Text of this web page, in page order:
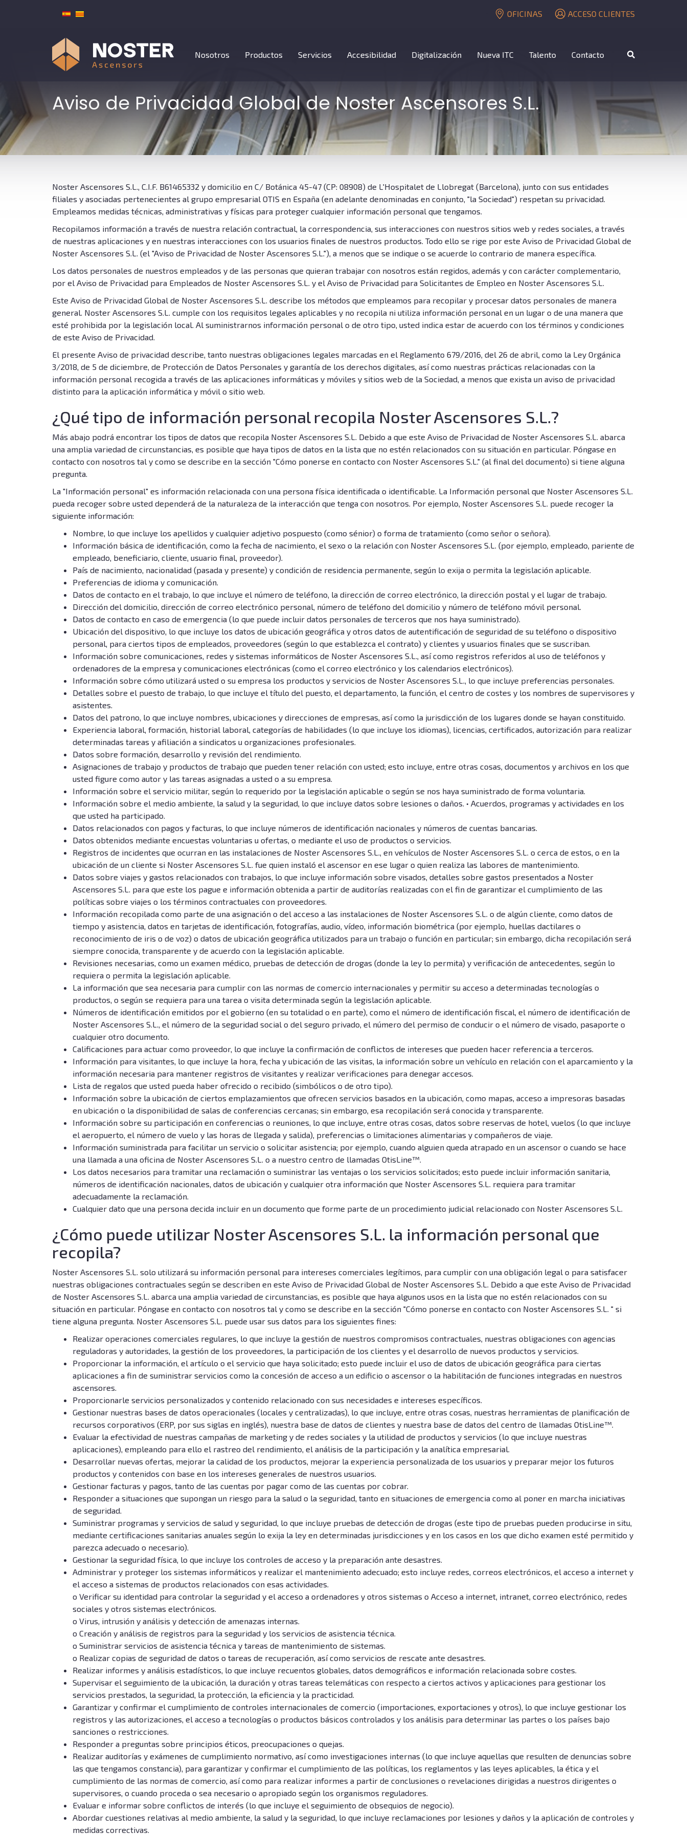
OFICINAS ACCESO CLIENTES
principalNosotros Productos Servicios Accesibilidad Digitalización Nueva ITC Talento Contacto
Aviso de Privacidad Global de Noster Ascensores S.L.
Noster Ascensores S.L., C.I.F. B61465332 y domicilio en C/ Botánica 45-47 (CP: 08908) de L'Hospitalet de Llobregat (Barcelona), junto con sus entidades
filiales y asociadas pertenecientes al grupo empresarial OTIS en España (en adelante denominadas en conjunto, "la Sociedad") respetan su privacidad.
Empleamos medidas técnicas, administrativas y físicas para proteger cualquier información personal que tengamos.
Recopilamos información a través de nuestra relación contractual, la correspondencia, sus interacciones con nuestros sitios web y redes sociales, a través
de nuestras aplicaciones y en nuestras interacciones con los usuarios finales de nuestros productos. Todo ello se rige por este Aviso de Privacidad Global de
Noster Ascensores S.L. (el "Aviso de Privacidad de Noster Ascensores S.L."), a menos que se indique o se acuerde lo contrario de manera específica.
Los datos personales de nuestros empleados y de las personas que quieran trabajar con nosotros están regidos, además y con carácter complementario,
por el Aviso de Privacidad para Empleados de Noster Ascensores S.L. y el Aviso de Privacidad para Solicitantes de Empleo en Noster Ascensores S.L.
Este Aviso de Privacidad Global de Noster Ascensores S.L. describe los métodos que empleamos para recopilar y procesar datos personales de manera
general. Noster Ascensores S.L. cumple con los requisitos legales aplicables y no recopila ni utiliza información personal en un lugar o de una manera que
esté prohibida por la legislación local. Al suministrarnos información personal o de otro tipo, usted indica estar de acuerdo con los términos y condiciones
de este Aviso de Privacidad.
El presente Aviso de privacidad describe, tanto nuestras obligaciones legales marcadas en el Reglamento 679/2016, del 26 de abril, como la Ley Orgánica
3/2018, de 5 de diciembre, de Protección de Datos Personales y garantía de los derechos digitales, así como nuestras prácticas relacionadas con la
información personal recogida a través de las aplicaciones informáticas y móviles y sitios web de la Sociedad, a menos que exista un aviso de privacidad
distinto para la aplicación informática y móvil o sitio web.
¿Qué tipo de información personal recopila Noster Ascensores S.L.?
Más abajo podrá encontrar los tipos de datos que recopila Noster Ascensores S.L. Debido a que este Aviso de Privacidad de Noster Ascensores S.L. abarca
una amplia variedad de circunstancias, es posible que haya tipos de datos en la lista que no estén relacionados con su situación en particular. Póngase en
contacto con nosotros tal y como se describe en la sección "Cómo ponerse en contacto con Noster Ascensores S.L." (al final del documento) si tiene alguna
pregunta.
La "Información personal" es información relacionada con una persona física identificada o identificable. La Información personal que Noster Ascensores S.L.
pueda recoger sobre usted dependerá de la naturaleza de la interacción que tenga con nosotros. Por ejemplo, Noster Ascensores S.L. puede recoger la
siguiente información:
Nombre, lo que incluye los apellidos y cualquier adjetivo pospuesto (como sénior) o forma de tratamiento (como señor o señora).
Información básica de identificación, como la fecha de nacimiento, el sexo o la relación con Noster Ascensores S.L. (por ejemplo, empleado, pariente de
empleado, beneficiario, cliente, usuario final, proveedor).
País de nacimiento, nacionalidad (pasada y presente) y condición de residencia permanente, según lo exija o permita la legislación aplicable.
Preferencias de idioma y comunicación.
Datos de contacto en el trabajo, lo que incluye el número de teléfono, la dirección de correo electrónico, la dirección postal y el lugar de trabajo.
Dirección del domicilio, dirección de correo electrónico personal, número de teléfono del domicilio y número de teléfono móvil personal.
Datos de contacto en caso de emergencia (lo que puede incluir datos personales de terceros que nos haya suministrado).
Ubicación del dispositivo, lo que incluye los datos de ubicación geográfica y otros datos de autentificación de seguridad de su teléfono o dispositivo
personal, para ciertos tipos de empleados, proveedores (según lo que establezca el contrato) y clientes y usuarios finales que se suscriban.
Información sobre comunicaciones, redes y sistemas informáticos de Noster Ascensores S.L., así como registros referidos al uso de teléfonos y
ordenadores de la empresa y comunicaciones electrónicas (como el correo electrónico y los calendarios electrónicos).
Información sobre cómo utilizará usted o su empresa los productos y servicios de Noster Ascensores S.L., lo que incluye preferencias personales.
Detalles sobre el puesto de trabajo, lo que incluye el título del puesto, el departamento, la función, el centro de costes y los nombres de supervisores y
asistentes.
Datos del patrono, lo que incluye nombres, ubicaciones y direcciones de empresas, así como la jurisdicción de los lugares donde se hayan constituido.
Experiencia laboral, formación, historial laboral, categorías de habilidades (lo que incluye los idiomas), licencias, certificados, autorización para realizar
determinadas tareas y afiliación a sindicatos u organizaciones profesionales.
Datos sobre formación, desarrollo y revisión del rendimiento.
Asignaciones de trabajo y productos de trabajo que pueden tener relación con usted; esto incluye, entre otras cosas, documentos y archivos en los que
usted figure como autor y las tareas asignadas a usted o a su empresa.
Información sobre el servicio militar, según lo requerido por la legislación aplicable o según se nos haya suministrado de forma voluntaria.
Información sobre el medio ambiente, la salud y la seguridad, lo que incluye datos sobre lesiones o daños. • Acuerdos, programas y actividades en los
que usted ha participado.
Datos relacionados con pagos y facturas, lo que incluye números de identificación nacionales y números de cuentas bancarias.
Datos obtenidos mediante encuestas voluntarias u ofertas, o mediante el uso de productos o servicios.
Registros de incidentes que ocurran en las instalaciones de Noster Ascensores S.L., en vehículos de Noster Ascensores S.L. o cerca de estos, o en la
ubicación de un cliente si Noster Ascensores S.L. fue quien instaló el ascensor en ese lugar o quien realiza las labores de mantenimiento.
Datos sobre viajes y gastos relacionados con trabajos, lo que incluye información sobre visados, detalles sobre gastos presentados a Noster
Ascensores S.L. para que este los pague e información obtenida a partir de auditorías realizadas con el fin de garantizar el cumplimiento de las
políticas sobre viajes o los términos contractuales con proveedores.
Información recopilada como parte de una asignación o del acceso a las instalaciones de Noster Ascensores S.L. o de algún cliente, como datos de
tiempo y asistencia, datos en tarjetas de identificación, fotografías, audio, vídeo, información biométrica (por ejemplo, huellas dactilares o
reconocimiento de iris o de voz) o datos de ubicación geográfica utilizados para un trabajo o función en particular; sin embargo, dicha recopilación será
siempre conocida, transparente y de acuerdo con la legislación aplicable.
Revisiones necesarias, como un examen médico, pruebas de detección de drogas (donde la ley lo permita) y verificación de antecedentes, según lo
requiera o permita la legislación aplicable.
La información que sea necesaria para cumplir con las normas de comercio internacionales y permitir su acceso a determinadas tecnologías o
productos, o según se requiera para una tarea o visita determinada según la legislación aplicable.
Números de identificación emitidos por el gobierno (en su totalidad o en parte), como el número de identificación fiscal, el número de identificación de
Noster Ascensores S.L., el número de la seguridad social o del seguro privado, el número del permiso de conducir o el número de visado, pasaporte o
cualquier otro documento.
Calificaciones para actuar como proveedor, lo que incluye la confirmación de conflictos de intereses que pueden hacer referencia a terceros.
Información para visitantes, lo que incluye la hora, fecha y ubicación de las visitas, la información sobre un vehículo en relación con el aparcamiento y la
información necesaria para mantener registros de visitantes y realizar verificaciones para denegar accesos.
Lista de regalos que usted pueda haber ofrecido o recibido (simbólicos o de otro tipo).
Información sobre la ubicación de ciertos emplazamientos que ofrecen servicios basados en la ubicación, como mapas, acceso a impresoras basadas
en ubicación o la disponibilidad de salas de conferencias cercanas; sin embargo, esa recopilación será conocida y transparente.
Información sobre su participación en conferencias o reuniones, lo que incluye, entre otras cosas, datos sobre reservas de hotel, vuelos (lo que incluye
el aeropuerto, el número de vuelo y las horas de llegada y salida), preferencias o limitaciones alimentarias y compañeros de viaje.
Información suministrada para facilitar un servicio o solicitar asistencia; por ejemplo, cuando alguien queda atrapado en un ascensor o cuando se hace
una llamada a una oficina de Noster Ascensores S.L. o a nuestro centro de llamadas OtisLine™.
Los datos necesarios para tramitar una reclamación o suministrar las ventajas o los servicios solicitados; esto puede incluir información sanitaria,
números de identificación nacionales, datos de ubicación y cualquier otra información que Noster Ascensores S.L. requiera para tramitar
adecuadamente la reclamación.
Cualquier dato que una persona decida incluir en un documento que forme parte de un procedimiento judicial relacionado con Noster Ascensores S.L.
¿Cómo puede utilizar Noster Ascensores S.L. la información personal que
recopila?
Noster Ascensores S.L. solo utilizará su información personal para intereses comerciales legítimos, para cumplir con una obligación legal o para satisfacer
nuestras obligaciones contractuales según se describen en este Aviso de Privacidad Global de Noster Ascensores S.L. Debido a que este Aviso de Privacidad
de Noster Ascensores S.L. abarca una amplia variedad de circunstancias, es posible que haya algunos usos en la lista que no estén relacionados con su
situación en particular. Póngase en contacto con nosotros tal y como se describe en la sección "Cómo ponerse en contacto con Noster Ascensores S.L. " si
tiene alguna pregunta. Noster Ascensores S.L. puede usar sus datos para los siguientes fines:
Realizar operaciones comerciales regulares, lo que incluye la gestión de nuestros compromisos contractuales, nuestras obligaciones con agencias
reguladoras y autoridades, la gestión de los proveedores, la participación de los clientes y el desarrollo de nuevos productos y servicios.
Proporcionar la información, el artículo o el servicio que haya solicitado; esto puede incluir el uso de datos de ubicación geográfica para ciertas
aplicaciones a fin de suministrar servicios como la concesión de acceso a un edificio o ascensor o la habilitación de funciones integradas en nuestros
ascensores.
Proporcionarle servicios personalizados y contenido relacionado con sus necesidades e intereses específicos.
Gestionar nuestras bases de datos operacionales (locales y centralizadas), lo que incluye, entre otras cosas, nuestras herramientas de planificación de
recursos corporativos (ERP, por sus siglas en inglés), nuestra base de datos de clientes y nuestra base de datos del centro de llamadas OtisLine™.
Evaluar la efectividad de nuestras campañas de marketing y de redes sociales y la utilidad de productos y servicios (lo que incluye nuestras
aplicaciones), empleando para ello el rastreo del rendimiento, el análisis de la participación y la analítica empresarial.
Desarrollar nuevas ofertas, mejorar la calidad de los productos, mejorar la experiencia personalizada de los usuarios y preparar mejor los futuros
productos y contenidos con base en los intereses generales de nuestros usuarios.
Gestionar facturas y pagos, tanto de las cuentas por pagar como de las cuentas por cobrar.
Responder a situaciones que supongan un riesgo para la salud o la seguridad, tanto en situaciones de emergencia como al poner en marcha iniciativas
de seguridad.
Suministrar programas y servicios de salud y seguridad, lo que incluye pruebas de detección de drogas (este tipo de pruebas pueden producirse in situ,
mediante certificaciones sanitarias anuales según lo exija la ley en determinadas jurisdicciones y en los casos en los que dicho examen esté permitido y
parezca adecuado o necesario).
Gestionar la seguridad física, lo que incluye los controles de acceso y la preparación ante desastres.
Administrar y proteger los sistemas informáticos y realizar el mantenimiento adecuado; esto incluye redes, correos electrónicos, el acceso a internet y
el acceso a sistemas de productos relacionados con esas actividades.
o Verificar su identidad para controlar la seguridad y el acceso a ordenadores y otros sistemas o Acceso a internet, intranet, correo electrónico, redes
sociales y otros sistemas electrónicos.
o Virus, intrusión y análisis y detección de amenazas internas.
o Creación y análisis de registros para la seguridad y los servicios de asistencia técnica.
o Suministrar servicios de asistencia técnica y tareas de mantenimiento de sistemas.
o Realizar copias de seguridad de datos o tareas de recuperación, así como servicios de rescate ante desastres.
Realizar informes y análisis estadísticos, lo que incluye recuentos globales, datos demográficos e información relacionada sobre costes.
Supervisar el seguimiento de la ubicación, la duración y otras tareas telemáticas con respecto a ciertos activos y aplicaciones para gestionar los
servicios prestados, la seguridad, la protección, la eficiencia y la practicidad.
Garantizar y confirmar el cumplimiento de controles internacionales de comercio (importaciones, exportaciones y otros), lo que incluye gestionar los
registros y las autorizaciones, el acceso a tecnologías o productos básicos controlados y los análisis para determinar las partes o los países bajo
sanciones o restricciones.
Responder a preguntas sobre principios éticos, preocupaciones o quejas.
Realizar auditorías y exámenes de cumplimiento normativo, así como investigaciones internas (lo que incluye aquellas que resulten de denuncias sobre
las que tengamos constancia), para garantizar y confirmar el cumplimiento de las políticas, los reglamentos y las leyes aplicables, la ética y el
cumplimiento de las normas de comercio, así como para realizar informes a partir de conclusiones o revelaciones dirigidas a nuestros dirigentes o
supervisores, o cuando proceda o sea necesario o apropiado según los organismos reguladores.
Evaluar e informar sobre conflictos de interés (lo que incluye el seguimiento de obsequios de negocio).
Abordar cuestiones relativas al medio ambiente, la salud y la seguridad, lo que incluye reclamaciones por lesiones y daños y la aplicación de controles y
medidas correctivas.